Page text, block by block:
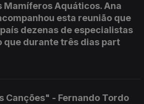
Mamíferos Aquáticos. Ana
esta reunião que
dezenas de especialistas
que durante três dias part
Canções" - Fernando Tordo